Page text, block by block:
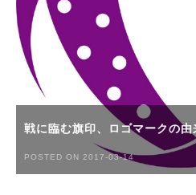
戦に臨む旗印、ロゴマークの
POSTED ON 2017-03-14